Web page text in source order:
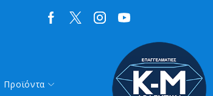
Προϊόντα